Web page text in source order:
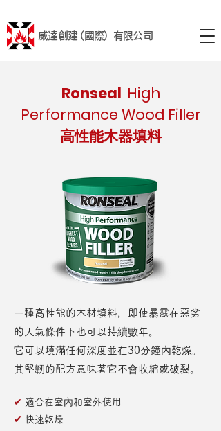
威達創建 (國際) 有限公司
Ronseal High
Performance Wood Filler
高性能木器填料
一種高性能的木材填料，即使暴露在惡劣
的天氣條件下也可以持續數年。
它可以填滿任何深度並在30分鐘內乾燥。
其堅韌的配方意味著它不會收縮或破裂。
✔ 適合在室內和室外使用
✔ 快速乾燥